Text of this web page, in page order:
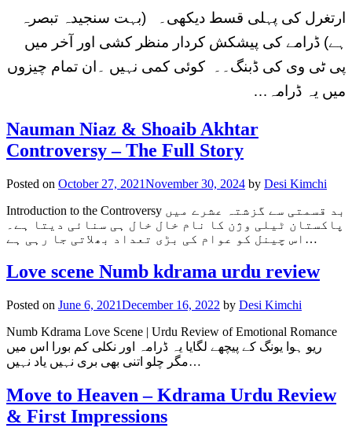
ارتغرل کی پہلی قسط دیکھی۔ (بہت سنجیدہ تبصرہ
ہے) ڈرامے کی پیشکش کردار منظر کشی اور آخر میں
پی ٹی وی کی ڈبنگ۔۔ کوئی کمی نہیں ۔ان تمام چیزوں
میں یہ ڈرامہ…
Nauman Niaz & Shoaib Akhtar
Controversy – The Full Story
Posted on October 27, 2021November 30, 2024 by Desi Kimchi
Introduction to the Controversy بد قسمتی سے گزشتہ عشرے میں
پاکستان ٹیلی وژن کا نام خال خال ہی سنائی دیتا ہے۔
اس چینل کو عوام کی بڑی تعداد بھلاتی جا رہی ہے…
Love scene Numb kdrama urdu review
Posted on June 6, 2021December 16, 2022 by Desi Kimchi
Numb Kdrama Love Scene | Urdu Review of Emotional Romance
ریو ہوا یونگ کے پیچھے لگایا یہ ڈرامہ اور نکلی کم بورا اس میں
مگر چلو اتنی بھی بری نہیں یاد نہیں…
Move to Heaven – Kdrama Urdu Review
& First Impressions